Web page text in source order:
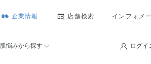
企業情報 店舗検索 インフォメ
肌悩みから探す ログイ